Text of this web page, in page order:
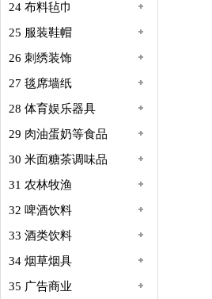
24 布料毡巾
25 服装鞋帽
26 刺绣装饰
27 毯席墙纸
28 体育娱乐器具
29 肉油蛋奶等食品
30 米面糖茶调味品
31 农林牧渔
32 啤酒饮料
33 酒类饮料
34 烟草烟具
35 广告商业